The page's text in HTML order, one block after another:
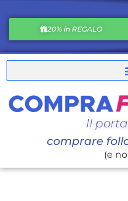
20% in REGALO
Il
comprare
(e